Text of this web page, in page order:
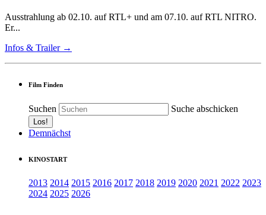
Ausstrahlung ab 02.10. auf RTL+ und am 07.10. auf RTL NITRO.
Er...
Infos & Trailer →
Film Finden
Suchen Suche abschicken
Demnächst
KINOSTART
2013 2014 2015 2016 2017 2018 2019 2020 2021 2022 2023
2024 2025 2026